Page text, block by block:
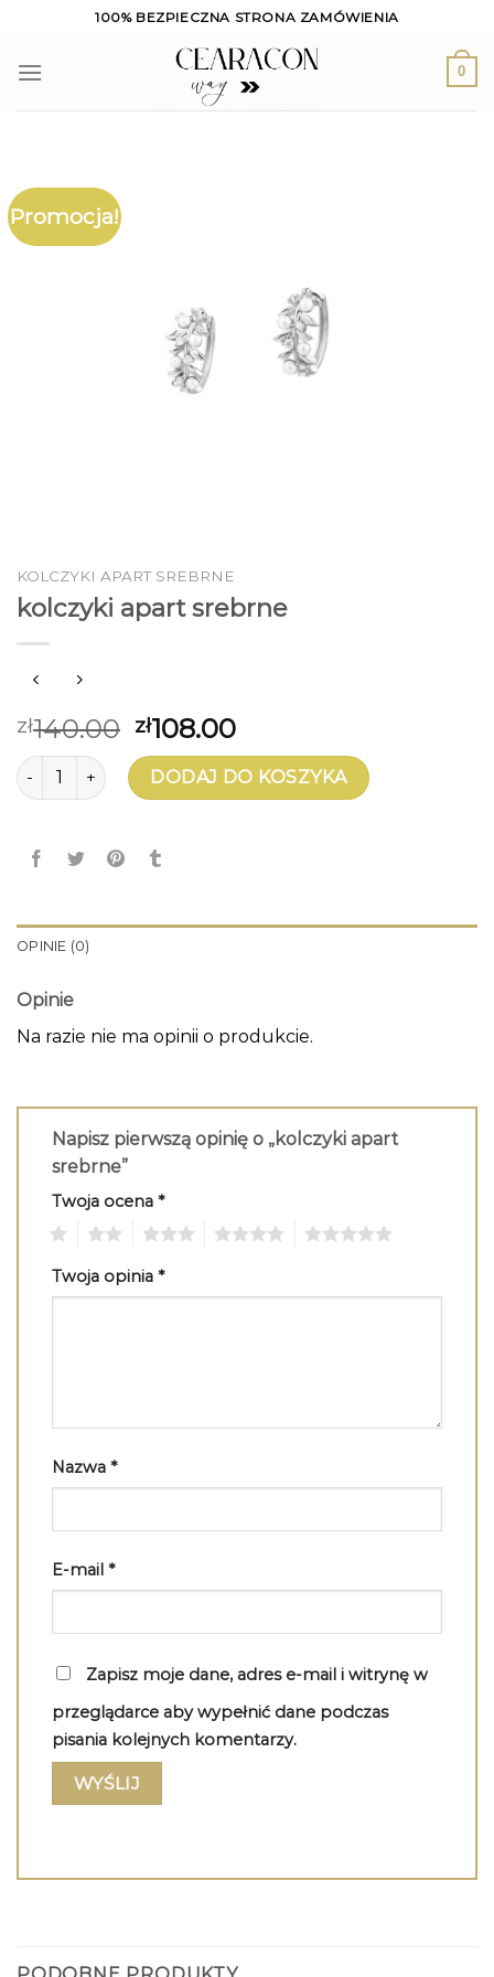
content
100% BEZPIECZNA STRONA ZAMÓWIENIA
0
Promocja!
KOLCZYKI APART SREBRNE
kolczyki apart srebrne
zł140.00 zł108.00
ilość kolczyki apart srebrneDODAJ DO KOSZYKA
OPINIE (0)
Opinie
Na razie nie ma opinii o produkcie.
Napisz pierwszą opinię o „kolczyki apart
srebrne”
Twoja ocena *
Twoja opinia *
Nazwa *
E-mail *
Zapisz moje dane, adres e-mail i witrynę w
przeglądarce aby wypełnić dane podczas
pisania kolejnych komentarzy.